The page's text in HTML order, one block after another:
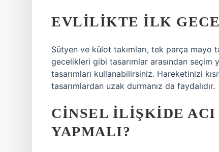
EVLILIKTE ILK
Sütyen ve külot takımları, tek parça mayo
gecelikleri gibi tasarımlar arasından seçim
tasarımları kullanabilirsiniz. Hareketinizi
tasarımlardan uzak durmanız da faydalıdır.
CINSEL ILIŞKIDE
YAPMALI?